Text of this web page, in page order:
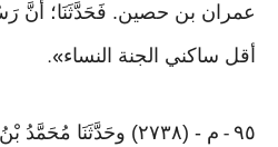
عمران بن حصين. فَحَدَّثَنَا؛ أَنَّ
أقل ساكني الجنة النساء».
٩٥ -
م - (٢٧٣٨) وحَدَّثَنَا